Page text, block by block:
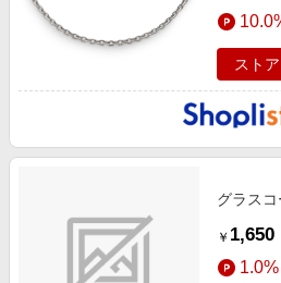
スト
グラス
￥ 1,650
1.0%